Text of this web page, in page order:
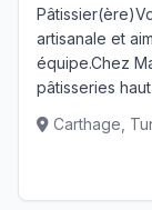
artisanale et
équipe.Chez
pâtisseries
Carthage,